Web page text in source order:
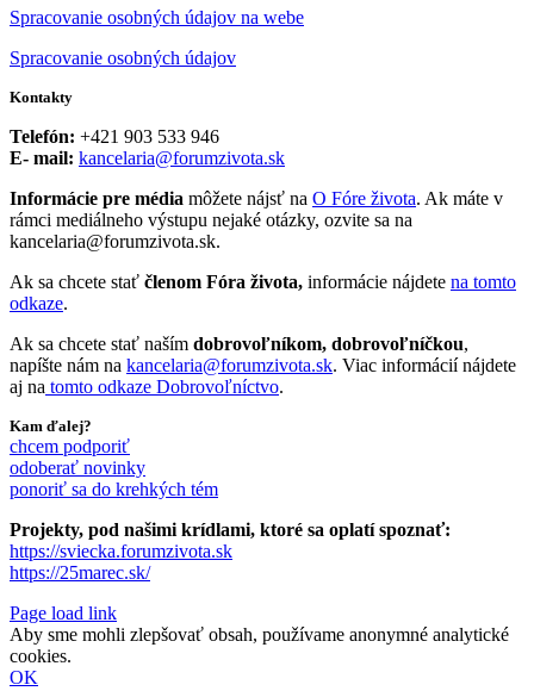
Spracovanie osobných údajov na webe
Spracovanie osobných údajov
Kontakty
Telefón: +421 903 533 946
E- mail: kancelaria@forumzivota.sk
Informácie pre média môžete nájsť na O Fóre života. Ak máte v
rámci mediálneho výstupu nejaké otázky, ozvite sa na
kancelaria@forumzivota.sk.
Ak sa chcete stať členom Fóra života, informácie nájdete na tomto
odkaze.
Ak sa chcete stať naším dobrovoľníkom, dobrovoľníčkou,
napíšte nám na kancelaria@forumzivota.sk. Viac informácií nájdete
aj na tomto odkaze Dobrovoľníctvo.
Kam ďalej?
chcem podporiť
odoberať novinky
ponoriť sa do krehkých tém
Projekty, pod našimi krídlami, ktoré sa oplatí spoznať:
https://sviecka.forumzivota.sk
https://25marec.sk/
Page load link
Aby sme mohli zlepšovať obsah, používame anonymné analytické
cookies.
OK